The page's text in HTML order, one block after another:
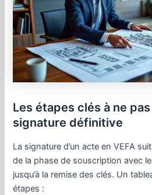
Les étapes clés à ne
signature définitive
La signature d’un acte en VEFA
de la phase de souscription avec
jusqu’à la remise des clés. Un
étapes :